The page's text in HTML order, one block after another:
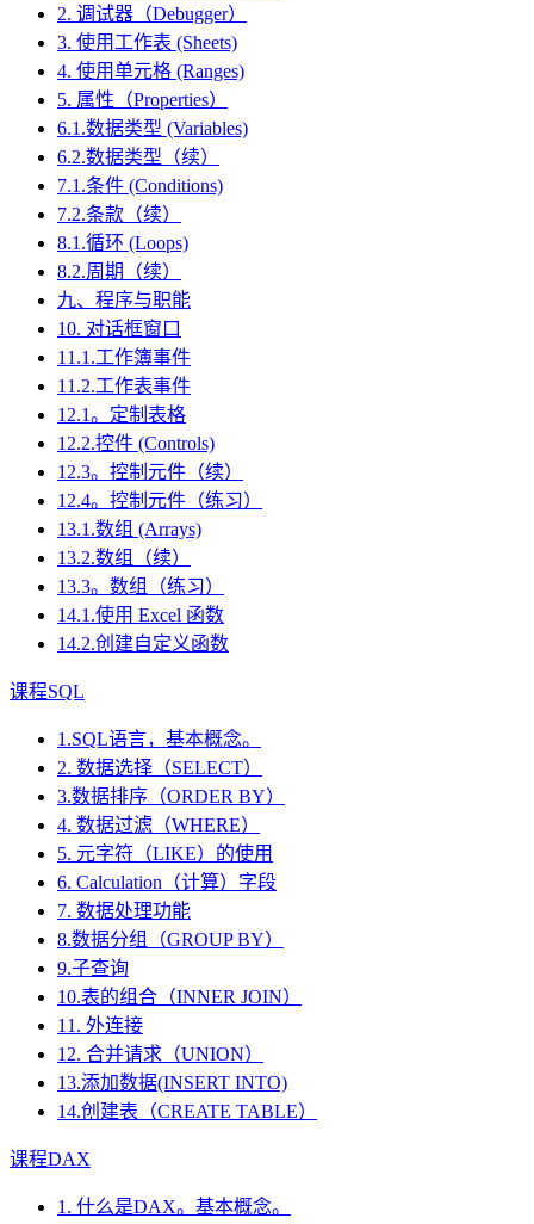
2. 调试器（Debugger）
3. 使用工作表 (Sheets)
4. 使用单元格 (Ranges)
5. 属性（Properties）
6.1.数据类型 (Variables)
6.2.数据类型（续）
7.1.条件 (Conditions)
7.2.条款（续）
8.1.循环 (Loops)
8.2.周期（续）
九、程序与职能
10. 对话框窗口
11.1.工作簿事件
11.2.工作表事件
12.1。定制表格
12.2.控件 (Controls)
12.3。控制元件（续）
12.4。控制元件（练习）
13.1.数组 (Arrays)
13.2.数组（续）
13.3。数组（练习）
14.1.使用 Excel 函数
14.2.创建自定义函数
课程SQL
1.SQL语言，基本概念。
2. 数据选择（SELECT）
3.数据排序（ORDER BY）
4. 数据过滤（WHERE）
5. 元字符（LIKE）的使用
6. Calculation（计算）字段
7. 数据处理功能
8.数据分组（GROUP BY）
9.子查询
10.表的组合（INNER JOIN）
11. 外连接
12. 合并请求（UNION）
13.添加数据(INSERT INTO)
14.创建表（CREATE TABLE）
课程DAX
1. 什么是DAX。基本概念。